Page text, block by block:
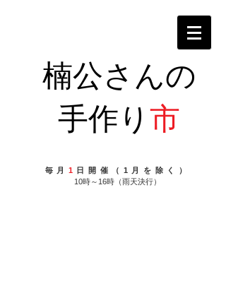
楠公さんの
手作り 市
毎月 1 日開催（1月を除く）
10時～16時（雨天決行）